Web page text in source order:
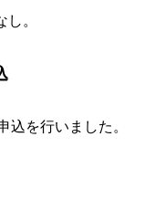
。
込を行いました。